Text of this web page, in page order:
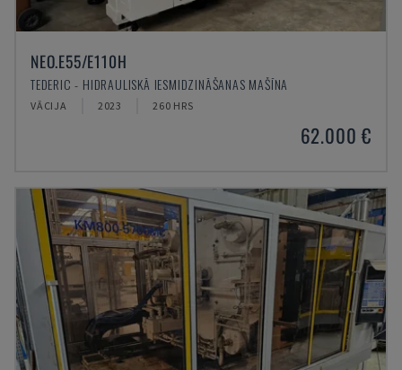
NEO.E55/E110H
TEDERIC - HIDRAULISKĀ IESMIDZINĀŠANAS MAŠĪNA
VĀCIJA 2023 260 HRS
62.000 €